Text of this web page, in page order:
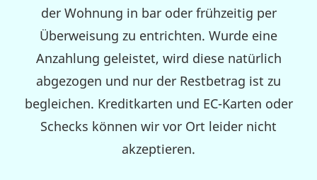
der Wohnung in bar oder frühzeitig per
Überweisung zu entrichten. Wurde eine
Anzahlung geleistet, wird diese natürlich
abgezogen und nur der Restbetrag ist zu
begleichen. Kreditkarten und EC-Karten oder
Schecks können wir vor Ort leider nicht
akzeptieren.